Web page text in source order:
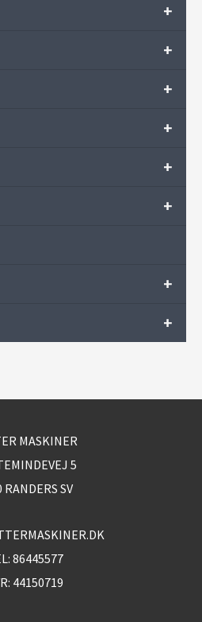
+
+
+
+
+
+
+
+
MASKINER
5
RANDERS SV
86445577
44150719